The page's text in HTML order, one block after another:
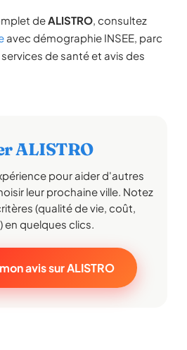
deALISTRO, consultez
avec démographie INSEE, parc
de santé et avis des
ALISTRO
pour aider d'autres
leur prochaine ville. Notez
(qualité de vie, coût,
en quelques clics.
avis sur ALISTRO